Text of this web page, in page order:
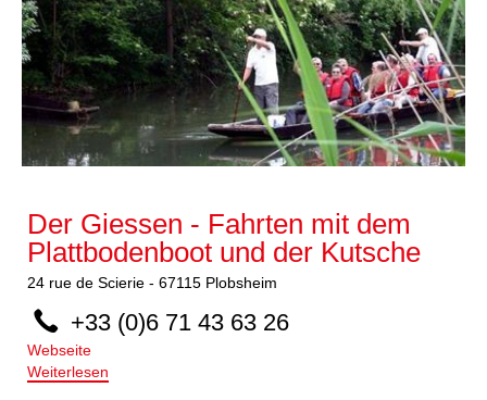
Der Giessen - Fahrten mit dem
Plattbodenboot und der Kutsche
24 rue de Scierie - 67115 Plobsheim
+33 (0)6 71 43 63 26
Webseite
Weiterlesen